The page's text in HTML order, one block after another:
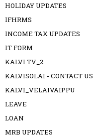
HOLIDAY UPDATES
IFHRMS
INCOME TAX UPDATES
IT FORM
KALVI TV_2
KALVISOLAI - CONTACT US
KALVI_VELAIVAIPPU
LEAVE
LOAN
MRB UPDATES